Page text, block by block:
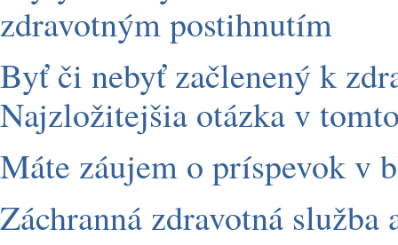
zdravotným postihnutím
Byť či nebyť začlenený k
Najzložitejšia otázka v
Máte záujem o príspevok v
Záchranná zdravotná